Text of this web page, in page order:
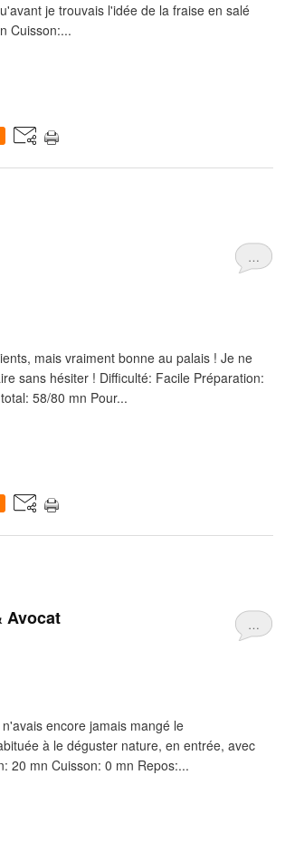
je trouvais l'idée de la fraise en salé
Cuisson:...
…
mais vraiment bonne au palais ! Je ne
sans hésiter ! Difficulté: Facile Préparation:
58/80 mn Pour...
…
Avocat
encore jamais mangé le
à le déguster nature, en entrée, avec
20 mn Cuisson: 0 mn Repos:...